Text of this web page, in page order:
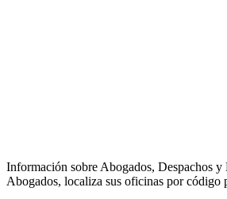
Información sobre Abogados, Despachos
Abogados, localiza sus oficinas por código